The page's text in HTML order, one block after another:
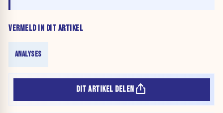
VERMELD IN DIT ARTIKEL
ANALYSES
DIT ARTIKEL DELEN